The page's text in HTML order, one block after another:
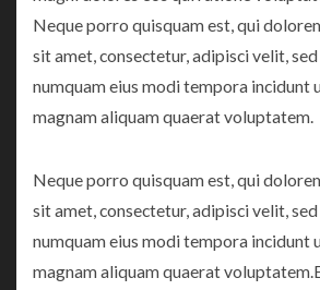
Neque porro quisquam est, qui
sit amet, consectetur, adipisci velit,
numquam eius modi tempora incidunt
magnam aliquam quaerat voluptatem.
Neque porro quisquam est, qui
sit amet, consectetur, adipisci velit,
numquam eius modi tempora incidunt
magnam aliquam quaerat